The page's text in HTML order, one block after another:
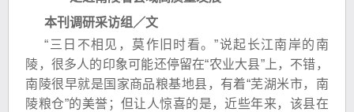
本刊调研采访组／文
“三日不相见，莫作旧时看。”说起长江南岸的南
陵，很多人的印象可能还停留在“农业大县”上，不错，
南陵很早就是国家商品粮基地县，有着“芜湖米市，南
陵粮仓”的美誉；但让人惊喜的是，近些年来，该县在